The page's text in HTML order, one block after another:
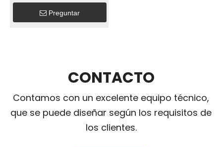
Almacenamiento De
Energía Para Balcón
Preguntar
CONTACTO
Contamos con un excelente equipo técnico,
que se puede diseñar según los requisitos de
los clientes.